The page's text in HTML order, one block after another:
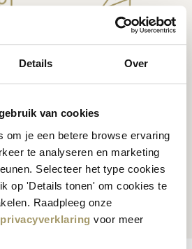
Details Over
van cookies
om je een betere browse ervaring
te analyseren en marketing
Selecteer het type cookies
op 'Details tonen' om cookies te
Raadpleeg onze
privacyverklaring voor meer
Fromagehollandais de
première qualité
nous
note
9,5 %
Expéditions mondiales